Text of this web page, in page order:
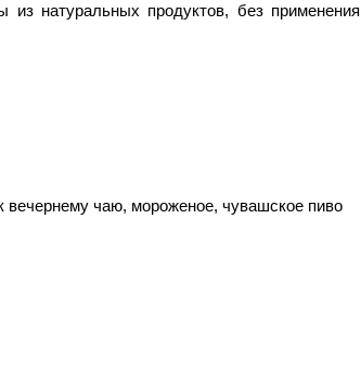
натуральных продуктов, без применения
вечернему чаю, мороженое, чувашское пиво